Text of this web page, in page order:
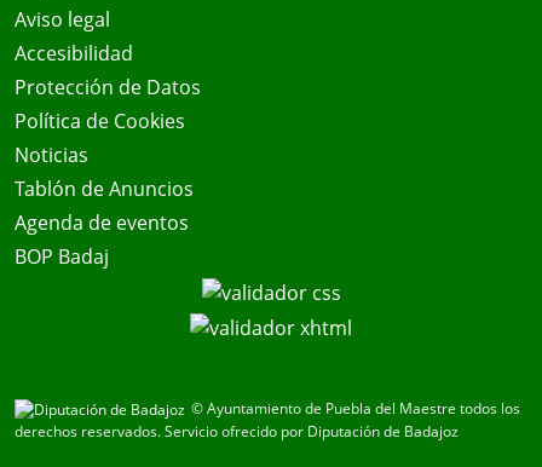
Aviso legal
Accesibilidad
Protección de Datos
Política de Cookies
Noticias
Tablón de Anuncios
Agenda de eventos
BOP Badaj
© Ayuntamiento de Puebla del Maestre todos los
derechos reservados.Servicio ofrecido por Diputación de Badajoz